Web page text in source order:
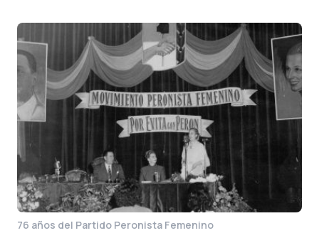
76 años del Partido Peronista Femenino